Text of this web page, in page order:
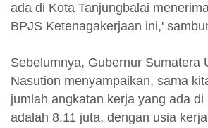
ada di Kota Tanjungbalai
BPJS Ketenagakerjaan ini,'
Sebelumnya, Gubernur Sumatera
Nasution menyampaikan, sama
jumlah angkatan kerja yang ada
adalah 8,11 juta, dengan usia